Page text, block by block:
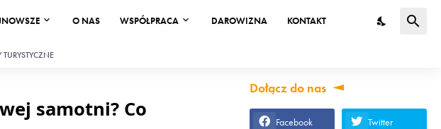
O NAS WSPÓŁPRACA DAROWIZNA KONTAKT
TURYSTYCZNE
samotni? Co
Dołącz do nas
Facebook Twitter